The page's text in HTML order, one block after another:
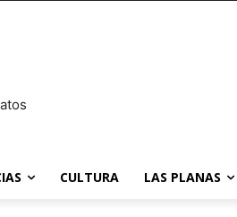
CULTURA LAS PLANAS